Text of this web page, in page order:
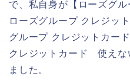
で、私自身が【ローズグ
ローズグループ クレジッ
グループ クレジットカー
クレジットカード 使えな
ました。